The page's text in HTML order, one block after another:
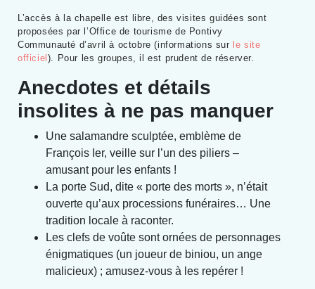
L’accès à la chapelle est libre, des visites guidées sont
proposées par l’Office de tourisme de Pontivy
Communauté d’avril à octobre (informations sur le site
officiel ). Pour les groupes, il est prudent de réserver.
Anecdotes et détails
insolites à ne pas manquer
Une salamandre sculptée, emblème de
François Ier, veille sur l’un des piliers –
amusant pour les enfants !
La porte Sud, dite « porte des morts », n’était
ouverte qu’aux processions funéraires… Une
tradition locale à raconter.
Les clefs de voûte sont ornées de personnages
énigmatiques (un joueur de biniou, un ange
malicieux) ; amusez-vous à les repérer !